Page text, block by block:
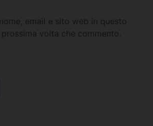
email e sito web in questo
volta che commento.